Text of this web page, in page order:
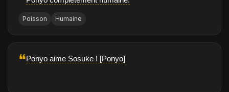
Poisson Humaine
❝Ponyo aime Sosuke ! [Ponyo]